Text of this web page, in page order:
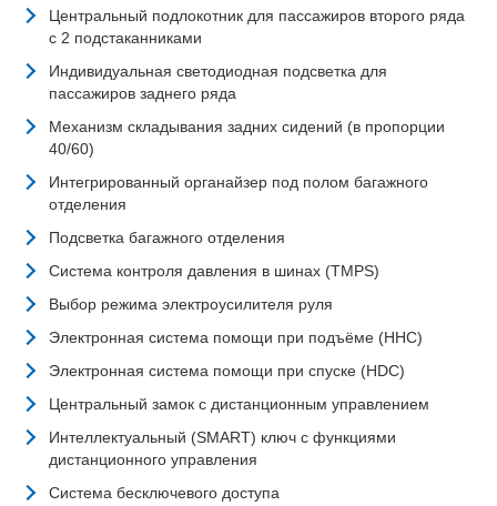
Центральный подлокотник для пассажиров второго ряда
с 2 подстаканниками
Индивидуальная светодиодная подсветка для
пассажиров заднего ряда
Механизм складывания задних сидений (в пропорции
40/60)
Интегрированный органайзер под полом багажного
отделения
Подсветка багажного отделения
Система контроля давления в шинах (TMPS)
Выбор режима электроусилителя руля
Электронная система помощи при подъёме (HHC)
Электронная система помощи при спуске (HDC)
Центральный замок с дистанционным управлением
Интеллектуальный (SMART) ключ с функциями
дистанционного управления
Система бесключевого доступа